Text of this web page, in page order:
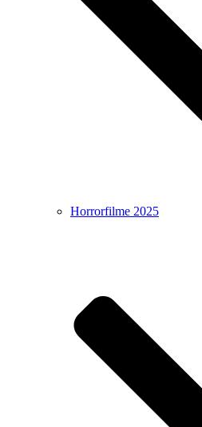
Horrorfilme 2025